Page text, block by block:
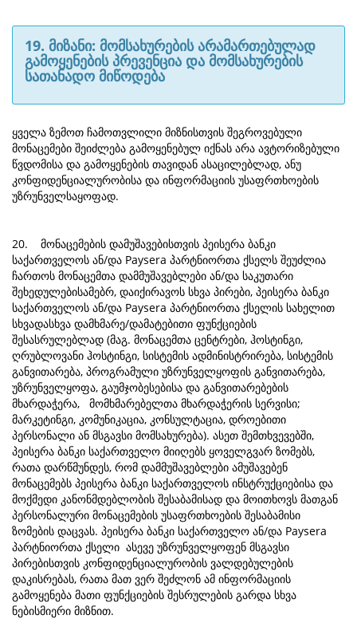
19. მიზანი: მომსახურების არამართებულად
გამოყენების პრევენცია და მომსახურების
სათანადო მიწოდება
ყველა ზემოთ ჩამოთვლილი მიზნისთვის შეგროვებული
მონაცემები შეიძლება გამოყენებულ იქნას არა ავტორიზებული
წვდომისა და გამოყენების თავიდან ასაცილებლად, ანუ
კონფიდენციალურობისა და ინფორმაციის უსაფრთხოების
უზრუნველსაყოფად.
20. მონაცემების დამუშავებისთვის პეისერა ბანკი
საქართველოს ან/და Paysera პარტნიორთა ქსელს შეუძლია
ჩართოს მონაცემთა დამმუშავებლები ან/და საკუთარი
შეხედულებისამებრ, დაიქირავოს სხვა პირები, პეისერა ბანკი
საქართველოს ან/და Paysera პარტნიორთა ქსელის სახელით
სხვადასხვა დამხმარე/დამატებითი ფუნქციების
შესასრულებლად (მაგ. მონაცემთა ცენტრები, ჰოსტინგი,
ღრუბლოვანი ჰოსტინგი, სისტემის ადმინისტრირება, სისტემის
განვითარება, პროგრამული უზრუნველყოფის განვითარება,
უზრუნველყოფა, გაუმჯობესებისა და განვითარებების
მხარდაჭერა, მომხმარებელთა მხარდაჭერის სერვისი;
მარკეტინგი, კომუნიკაცია, კონსულტაცია, დროებითი
პერსონალი ან მსგავსი მომსახურება). ასეთ შემთხვევებში,
პეისერა ბანკი საქართველო მიიღებს ყოველგვარ ზომებს,
რათა დარწმუნდეს, რომ დამმუშავებლები ამუშავებენ
მონაცემებს პეისერა ბანკი საქართველოს ინსტრუქციებისა და
მოქმედი კანონმდებლობის შესაბამისად და მოითხოვს მათგან
პერსონალური მონაცემების უსაფრთხოების შესაბამისი
ზომების დაცვას. პეისერა ბანკი საქართველო ან/და Paysera
პარტნიორთა ქსელი ასევე უზრუნველყოფენ მსგავსი
პირებისთვის კონფიდენციალურობის ვალდებულების
დაკისრებას, რათა მათ ვერ შეძლონ ამ ინფორმაციის
გამოყენება მათი ფუნქციების შესრულების გარდა სხვა
ნებისმიერი მიზნით.